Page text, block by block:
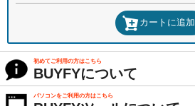
カートに追加
初めてご利用の方はこちら
BUYFYについて
パソコンをご利用の方はこちら